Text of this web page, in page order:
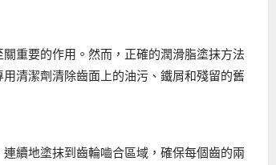
重要的作用。然而，正確的潤滑脂塗抹方法
清潔劑清除齒面上的油污、鐵屑和殘留的舊
續地塗抹到齒輪嚙合區域，確保每個齒的兩